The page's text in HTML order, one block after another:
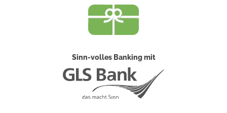
Sinn-volles Banking mit